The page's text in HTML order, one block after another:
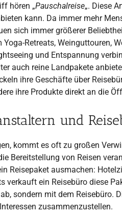
hören „Pauschalreise„. Diese
kann. Da immer mehr
sich immer größerer
Retreats, Weinguttouren,
und Entspannung
auch reine Landpakete
ihre Geschäfte über
ihre Produkte direkt an die
und
kommt es oft zu großen
Bereitstellung von Reisen
Reisepaket ausmachen:
ein Reisebüro diese
sondern mit dem Reisebüro.
zusammenzustellen.